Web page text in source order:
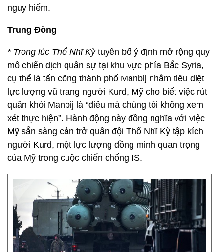
nguy hiểm.
Trung Đông
* Trong lúc Thổ Nhĩ Kỳtuyên bố ý định mở rộng quy
mô chiến dịch quân sự tại khu vực phía Bắc Syria,
cụ thể là tấn công thành phố Manbij nhằm tiêu diệt
lực lượng vũ trang người Kurd, Mỹ cho biết việc rút
quân khỏi Manbij là “điều mà chúng tôi không xem
xét thực hiện”. Hành động này đồng nghĩa với việc
Mỹ sẵn sàng cản trở quân đội Thổ Nhĩ Kỳ tập kích
người Kurd, một lực lượng đồng minh quan trọng
của Mỹ trong cuộc chiến chống IS.